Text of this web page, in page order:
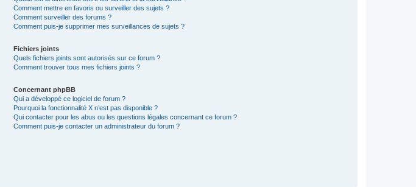
Comment mettre en favoris ou surveiller des sujets ?
Comment surveiller des forums ?
Comment puis-je supprimer mes surveillances de sujets ?
Fichiers joints
Quels fichiers joints sont autorisés sur ce forum ?
Comment trouver tous mes fichiers joints ?
Concernant phpBB
Qui a développé ce logiciel de forum ?
Pourquoi la fonctionnalité X n’est pas disponible ?
Qui contacter pour les abus ou les questions légales concernant ce forum ?
Comment puis-je contacter un administrateur du forum ?